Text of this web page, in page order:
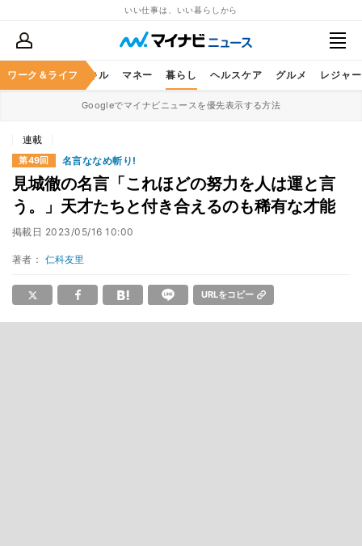
いい仕事は、いい暮らしから
ワーク＆ライフ
ア ビジネススキル マネー 暮らし ヘルスケア グルメ レジャー
Googleでマイナビニュースを優先表示する方法
連載
第49回 名言ななめ斬り!
見城徹の名言「これほどの努力を人は運と言
う。」天才たちと付き合えるのも稀有な才能
掲載日 2023/05/16 10:00
著者： 仁科友里
URLをコピー